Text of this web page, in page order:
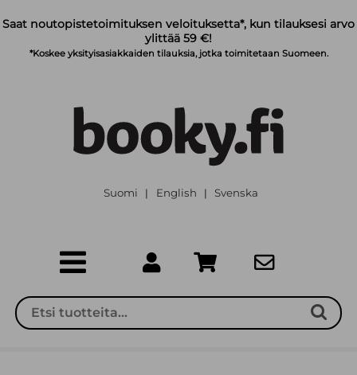
Saat noutopistetoimituksen veloituksetta*, kun tilauksesi arvo
ylittää 59 €!
*Koskee yksityisasiakkaiden tilauksia, jotka toimitetaan Suomeen.
Suomi | English | Svenska